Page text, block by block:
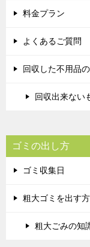
料金プラン
よくあるご質問
回収した不用品
回収出来ない
ゴミの出し方
ゴミ収集日
粗大ゴミを出す
粗大ごみの知